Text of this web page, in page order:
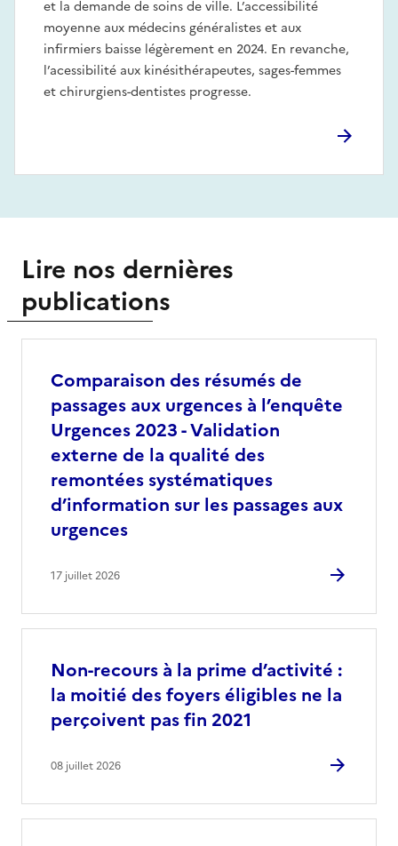
et la demande de soins de ville. L’accessibilité
moyenne aux médecins généralistes et aux
infirmiers baisse légèrement en 2024. En revanche,
l’acessibilité aux kinésithérapeutes, sages-femmes
et chirurgiens-dentistes progresse.
Lire nos dernières
publications
Comparaison des résumés de
passages aux urgences à l’enquête
Urgences 2023 - Validation
externe de la qualité des
remontées systématiques
d’information sur les passages aux
urgences
17 juillet 2026
Non-recours à la prime d’activité :
la moitié des foyers éligibles ne la
perçoivent pas fin 2021
08 juillet 2026